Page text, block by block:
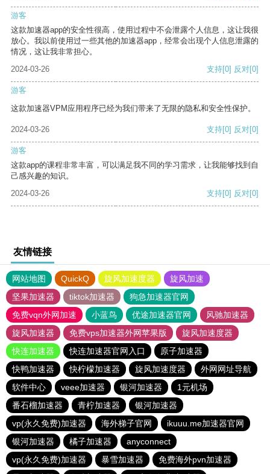
游客
这款加速器app的安全性很高，使用过程中不会泄露个人信息，这让我很
放心。我以前使用过一些其他的加速器app，经常会出现个人信息泄露的
情况，这让我非常担心。
2024-03-26
支持[0] 反对[0]
游客
这款加速器VPM应用程序已经为我们带来了无限的隐私和安全性保护。
2024-03-26 支持[0] 反对[0]
游客
这款app的课程非常丰富，可以满足我不同的学习需求，让我能够找到自
己感兴趣的知识。
2024-03-26
支持[0] 反对[0]
友情链接
网站地图 QuickQ 旋风加速度器
旋风加速
坚果加速器
tiktok加速器
狗急加速器官网
免费vqn外网加速
小蓝鸟 优途加速器官网
风驰加速器
旋风加速器
免费vps加速器外网苹果版
旋风加速度器
快连加速器
快连加速器官网入口
原子加速器
快鸭加速器
快柠檬加速器 旋风加速度器
外网网址导航
软件中心
veee加速器 银河加速器
1元机场
番石榴加速器
青柠加速器
银河加速器
vp(永久免费)加速器
海外梯子官网
ikuuu.me加速器官网
银河加速器
橘子加速器
anyconnect
vp(永久免费)加速器
暴雪加速器
免费海外pvn加速器